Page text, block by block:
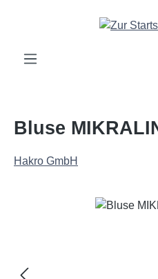
Zum Hauptinhalt springen
Bluse
Hakro GmbH
Bildergalerie überspringen